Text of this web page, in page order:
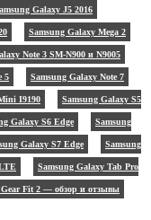
Galaxy J5 2016
Samsung Galaxy Mega 2
Note 3 SM-N900 и N9005
5 Samsung Galaxy Note 7
I9190 Samsung Galaxy S5
Galaxy S6 Edge Samsung
Galaxy S7 Edge Samsung
Samsung Galaxy Tab Pro
Gear Fit 2 — обзор и отзывы